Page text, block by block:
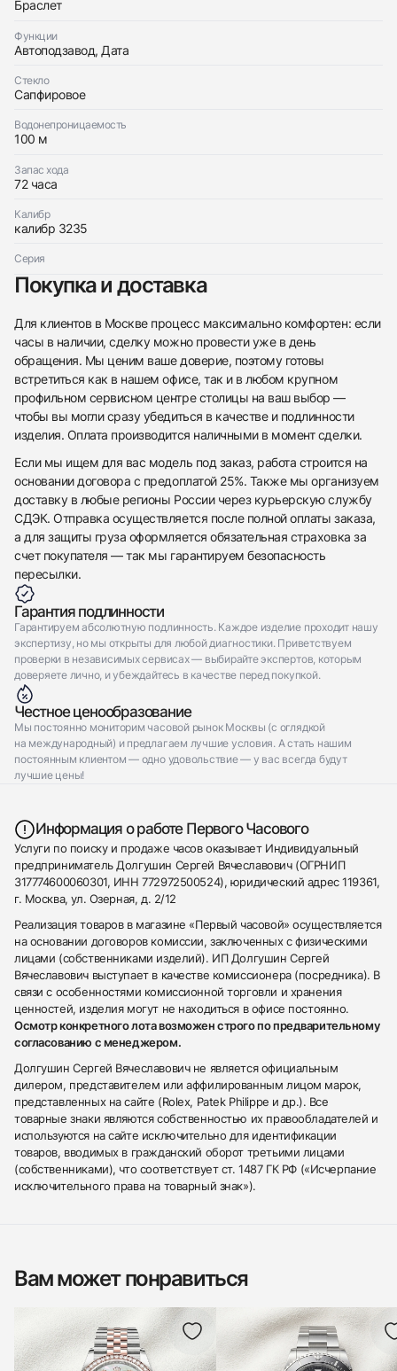
Браслет
Функции
Автоподзавод, Дата
Стекло
Сапфировое
Водонепроницаемость
100 м
Запас хода
72 часа
Калибр
калибр 3235
Серия
Покупка и доставка
Для клиентов в Москве процесс максимально комфортен: если
часы в наличии, сделку можно провести уже в день
обращения. Мы ценим ваше доверие, поэтому готовы
встретиться как в нашем офисе, так и в любом крупном
профильном сервисном центре столицы на ваш выбор —
чтобы вы могли сразу убедиться в качестве и подлинности
изделия. Оплата производится наличными в момент сделки.
Если мы ищем для вас модель под заказ, работа строится на
основании договора с предоплатой 25%. Также мы организуем
доставку в любые регионы России через курьерскую службу
СДЭК. Отправка осуществляется после полной оплаты заказа,
а для защиты груза оформляется обязательная страховка за
счет покупателя — так мы гарантируем безопасность
пересылки.
Гарантия подлинности
Гарантируем абсолютную подлинность. Каждое изделие проходит нашу
экспертизу, но мы открыты для любой диагностики. Приветствуем
проверки в независимых сервисах — выбирайте экспертов, которым
доверяете лично, и убеждайтесь в качестве перед покупкой.
Честное ценообразование
Мы постоянно мониторим часовой рынок Москвы (с оглядкой
на международный) и предлагаем лучшие условия. А стать нашим
постоянным клиентом — одно удовольствие — у вас всегда будут
лучшие цены!
Информация о работе Первого Часового
Услуги по поиску и продаже часов оказывает Индивидуальный
предприниматель Долгушин Сергей Вячеславович (ОГРНИП
317774600060301, ИНН 772972500524), юридический адрес 119361,
г. Москва, ул. Озерная, д. 2/12
Реализация товаров в магазине «Первый часовой» осуществляется
на основании договоров комиссии, заключенных с физическими
лицами (собственниками изделий). ИП Долгушин Сергей
Вячеславович выступает в качестве комиссионера (посредника). В
связи с особенностями комиссионной торговли и хранения
ценностей, изделия могут не находиться в офисе постоянно.
Осмотр конкретного лота возможен строго по предварительному
согласованию с менеджером.
Долгушин Сергей Вячеславович не является официальным
дилером, представителем или аффилированным лицом марок,
представленных на сайте (Rolex, Patek Philippe и др.). Все
товарные знаки являются собственностью их правообладателей и
используются на сайте исключительно для идентификации
товаров, вводимых в гражданский оборот третьими лицами
(собственниками), что соответствует ст. 1487 ГК РФ («Исчерпание
исключительного права на товарный знак»).
с вами
Datejust 41mm Wibmledon Dial
Хорошее
$9,800
Вам может понравиться